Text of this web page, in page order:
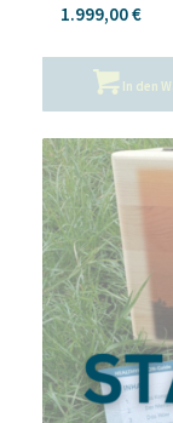
1.999,00€
In den